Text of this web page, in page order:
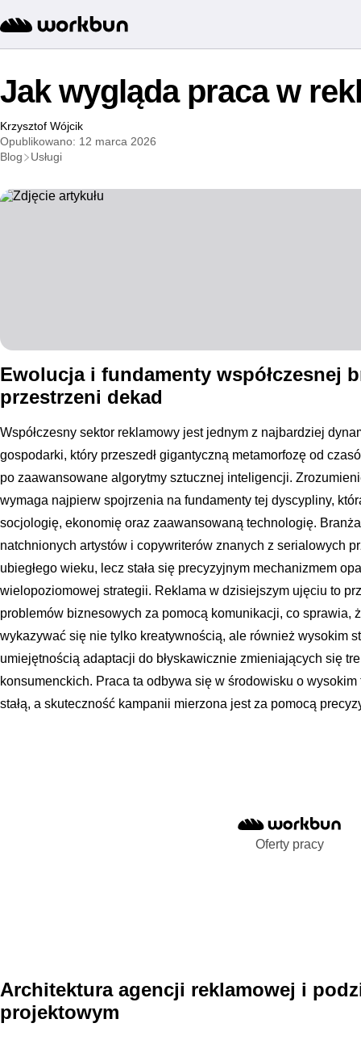
Jak wygląda praca w
Krzysztof Wójcik
Opublikowano: 12 marca 2026
Blog
Usługi
Ewolucja i fundamenty współczesnej
przestrzeni dekad
Współczesny sektor reklamowy jest jednym z najbardziej
gospodarki, który przeszedł gigantyczną metamorfozę od
po zaawansowane algorytmy sztucznej inteligencji.
wymaga najpierw spojrzenia na fundamenty tej dyscypliny,
socjologię, ekonomię oraz zaawansowaną technologię.
natchnionych artystów i copywriterów znanych z serialowych
ubiegłego wieku, lecz stała się precyzyjnym mechanizmem
wielopoziomowej strategii. Reklama w dzisiejszym ujęciu to
problemów biznesowych za pomocą komunikacji, co sprawia,
wykazywać się nie tylko kreatywnością, ale również wysokim
umiejętnością adaptacji do błyskawicznie zmieniających się
konsumenckich. Praca ta odbywa się w środowisku o
stałą, a skuteczność kampanii mierzona jest za pomocą
Oferty pracy
Architektura agencji reklamowej i
projektowym